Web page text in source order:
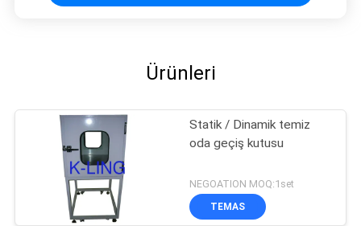
Ürünleri
Statik / Dinamik temiz
oda geçiş kutusu
NEGOATION MOQ:1set
TEMAS